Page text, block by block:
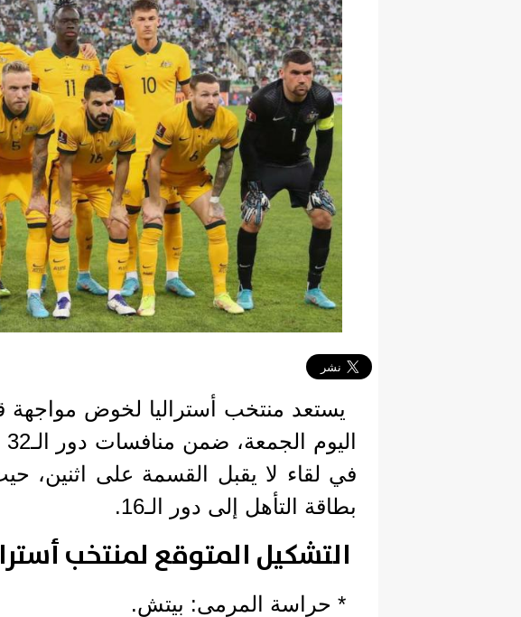
يستعد منتخب أستراليا لخوض
في لقاء لا يقبل القسمة على اثنين،
بطاقة التأهل إلى دور الـ16.
التشكيل المتوقع لمنتخب
* حراسة المرمى: بيتش.